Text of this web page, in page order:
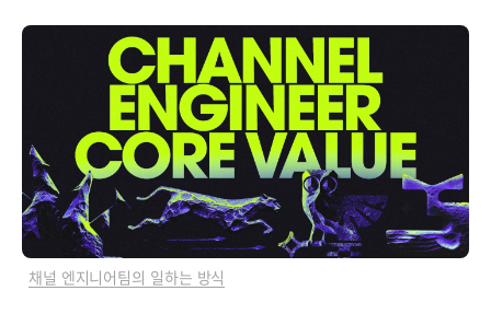
채널 엔지니어팀의 일하는 방식